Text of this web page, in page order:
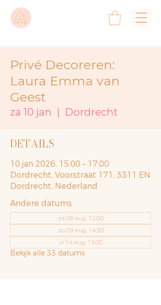
Privé Decoreren:
Laura Emma van
Geest
za 10 jan
  |
Dordrecht
DETAILS
10 jan 2026, 15:00 – 17:00
Dordrecht, Voorstraat 171, 3311 EN
Dordrecht, Nederland
Andere datums
za 08 aug, 12:00
zo 09 aug, 14:30
vr 14 aug, 13:00
Bekijk alle 33 datums